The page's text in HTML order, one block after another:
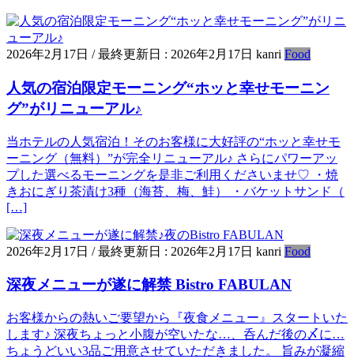
2026年2月17日 / 最終更新日 : 2026年2月17日 kanri Food
人気の宿泊限定モーニング“ホッと幸せモーニン
グ”がリニューアル♪
当ホテルの人気宿泊！そのお客様に大好評の“ホッと幸せモ
ーニング（無料）”が完全リニューアル♪ さらにパワーアッ
プした選べるモーニングを是非ご利用くださいませ♡ ・焼
きおにぎり茶漬け3種（海苔、梅、鮭） ・バケットサンド（
[…]
2026年2月17日 / 最終更新日 : 2026年2月17日 kanri Food
深夜メニューが遂に解禁 Bistro FABULAN
お客様からの熱いご要望から『夜食メニュー』スタートいた
します♪ 深夜ちょっと小腹が空いたな…、呑んだ後の〆に…
ちょうどいい3品ご用意させていただきました。 旨みが凝縮